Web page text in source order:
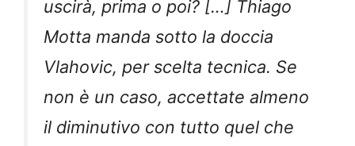
uscirà, prima o poi? […] Thiago
Motta manda sotto la doccia
Vlahovic, per scelta tecnica. Se
non è un caso, accettate almeno
il diminutivo con tutto quel che